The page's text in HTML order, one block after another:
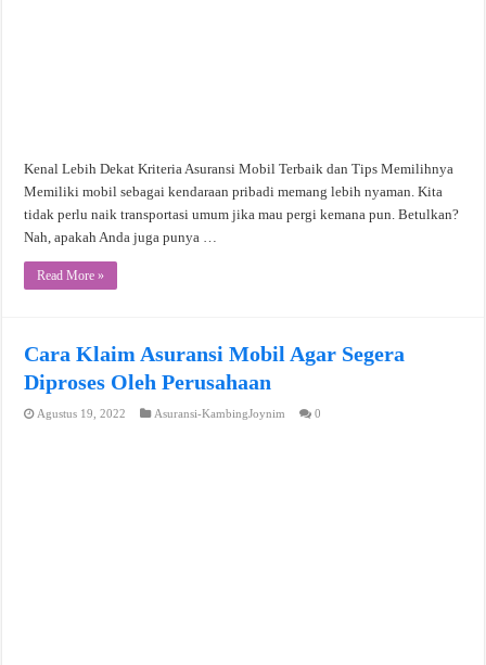
Kenal Lebih Dekat Kriteria Asuransi Mobil Terbaik dan Tips Memilihnya
Memiliki mobil sebagai kendaraan pribadi memang lebih nyaman. Kita
tidak perlu naik transportasi umum jika mau pergi kemana pun. Betulkan?
Nah, apakah Anda juga punya …
Read More »
Cara Klaim Asuransi Mobil Agar Segera
Diproses Oleh Perusahaan
Agustus 19, 2022 Asuransi-KambingJoynim 0